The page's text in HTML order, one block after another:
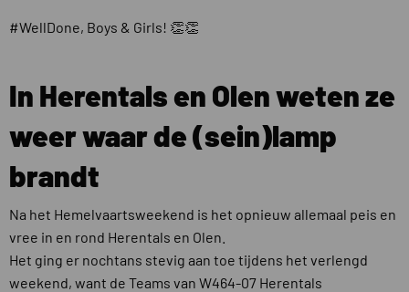
#WellDone, Boys & Girls! 👏👏
In Herentals en Olen weten ze
weer waar de (sein)lamp
brandt
Na het Hemelvaartsweekend is het opnieuw allemaal peis en
vree in en rond Herentals en Olen.
Het ging er nochtans stevig aan toe tijdens het verlengd
weekend, want de Teams van W464-07 Herentals